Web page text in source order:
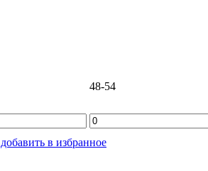
48-54
добавить в избранное